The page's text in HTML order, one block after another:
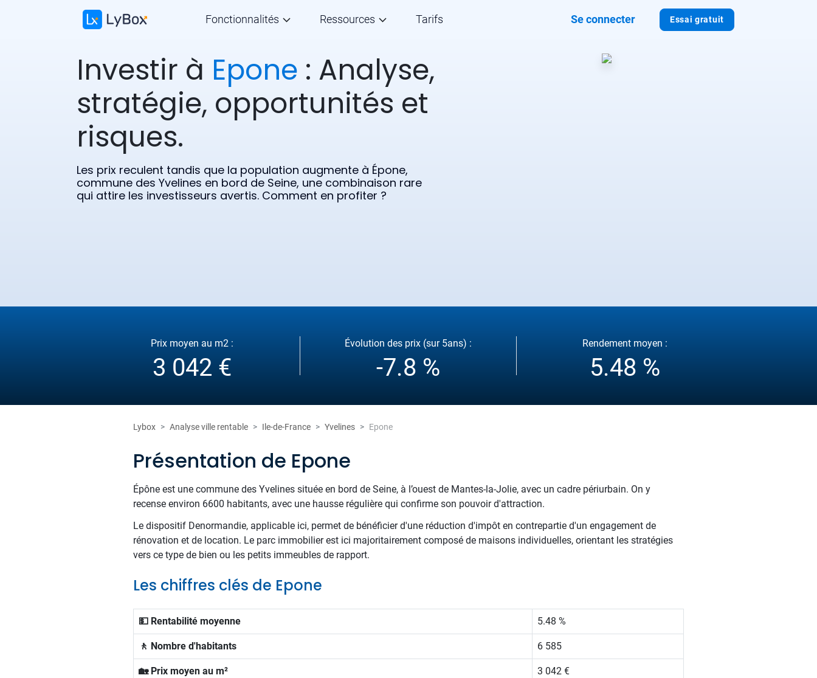
Essai gratuit
Fonctionnalités Ressources Tarifs Se connecter
Investir à Epone : Analyse,
stratégie, opportunités et
risques.
Les prix reculent tandis que la population augmente à Épone,
commune des Yvelines en bord de Seine, une combinaison rare
qui attire les investisseurs avertis. Comment en profiter ?
Prix moyen au m2 :
3 042 €
Évolution des prix (sur 5ans) :
-7.8 %
Rendement moyen :
5.48 %
Lybox Analyse ville rentable Ile-de-France Yvelines Epone
Présentation de Epone
Épône est une commune des Yvelines située en bord de Seine, à l’ouest de Mantes-la-Jolie, avec un cadre périurbain. On y
recense environ 6600 habitants, avec une hausse régulière qui confirme son pouvoir d'attraction.
Le dispositif Denormandie, applicable ici, permet de bénéficier d'une réduction d'impôt en contrepartie d'un engagement de
rénovation et de location. Le parc immobilier est ici majoritairement composé de maisons individuelles, orientant les stratégies
vers ce type de bien ou les petits immeubles de rapport.
Les chiffres clés de Epone
💵 Rentabilité moyenne 5.48 %
🚶 Nombre d'habitants 6 585
🏡 Prix moyen au m² 3 042 €